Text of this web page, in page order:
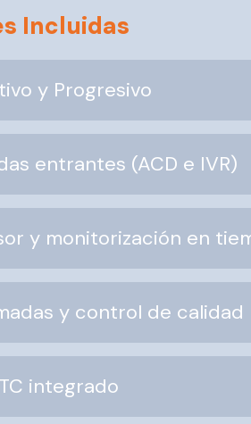
Incluidas
y Progresivo
entrantes (ACD e IVR)
y monitorización en
y control de calidad
integrado